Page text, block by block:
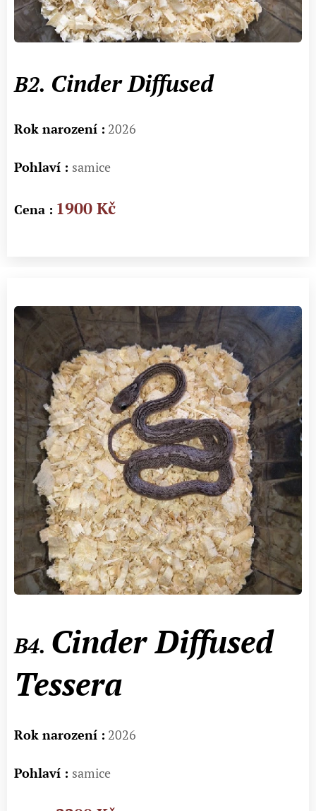
B2. Cinder Diffused
Rok narození : 2026
Pohlaví : samice
Cena : 1900 Kč
B4. Cinder Diffused
Tessera
Rok narození : 2026
Pohlaví : samice